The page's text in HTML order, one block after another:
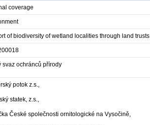
coverage
of biodiversity of wetland localities through land trusts
svaz ochránců přírody
potok z.s.,
statek, z.s.,
České společnosti ornitologické na Vysočině,